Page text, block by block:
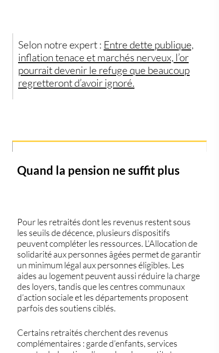
Selon notre expert : Entre dette publique,
inflation tenace et marchés nerveux, l’or
pourrait devenir le refuge que beaucoup
regretteront d’avoir ignoré.
Quand la pension ne suffit plus
Pour les retraités dont les revenus restent sous
les seuils de décence, plusieurs dispositifs
peuvent compléter les ressources. L’Allocation de
solidarité aux personnes âgées permet de garantir
un minimum légal aux personnes éligibles. Les
aides au logement peuvent aussi réduire la charge
des loyers, tandis que les centres communaux
d’action sociale et les départements proposent
parfois des soutiens ciblés.
Certains retraités cherchent des revenus
complémentaires : garde d’enfants, services